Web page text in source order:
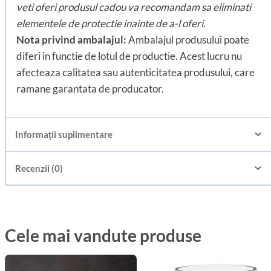
veti oferi produsul cadou va recomandam sa eliminati
elementele de protectie inainte de a-l oferi.
Nota privind ambalajul:Ambalajul produsului poate
diferi in functie de lotul de productie. Acest lucru nu
afecteaza calitatea sau autenticitatea produsului, care
ramane garantata de producator.
Informații suplimentare
Recenzii (0)
Cele mai vandute produse